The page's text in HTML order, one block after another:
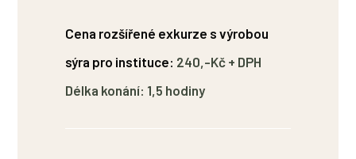
Cena rozšířené exkurze s výrobou
sýra pro instituce: 240,-Kč + DPH
Délka konání: 1,5 hodiny